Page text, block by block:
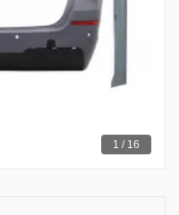
1 / 16